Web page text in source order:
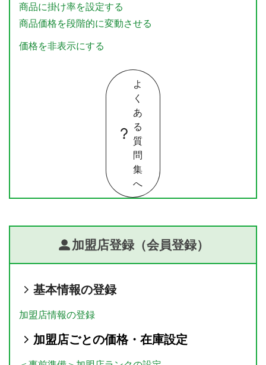
商品に掛け率を設定する
商品価格を段階的に変動させる
価格を非表示にする
よ
く
あ
る
質
問
集
へ
加盟店登録（会員登録）
基本情報の登録
加盟店情報の登録
加盟店ごとの価格・在庫設定